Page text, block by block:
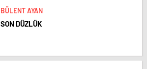
BÜLENT AYAN
SON DÜZLÜK